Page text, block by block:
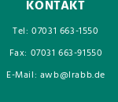
KONTAKT
Tel: 07031 663-1550
Fax: 07031 663-91550
E-Mail: awb@lrabb.de